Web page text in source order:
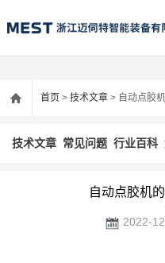
首页 > 技术文章 > 自动点胶
技术文章 常见问题 行业百科
自动点胶机
2022-